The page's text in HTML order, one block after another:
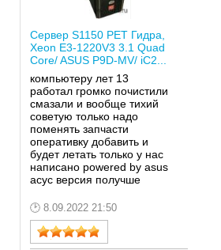
Сервер S1150 РЕТ Гидра,
Xeon E3-1220V3 3.1 Quad
Core/ ASUS P9D-MV/ iC2...
компьютеру лет 13
работал громко почистили
смазали и вообще тихий
советую только надо
поменять запчасти
оперативку добавить и
будет летать только у нас
написано powered by asus
асус версия получше
8.09.2022 21:50